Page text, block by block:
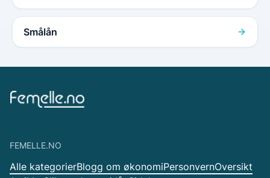
Smålån
FEMELLE.NO
Alle kategorierBlogg om økonomiPersonvernOversikt